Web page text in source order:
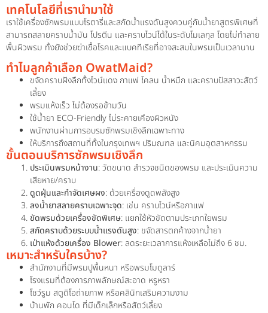
เทคโนโลยีที่เรานำมาใช้
เราใช้เครื่องซักพรมแบบโรตารี่และสกัดน้ำแรงดันสูงควบคู่กับน้ำยาสูตรพิเศษที่
สามารถสลายคราบน้ำมัน โปรตีน และคราบไวน์ได้ในระดับโมเลกุล โดยไม่ทำลาย
พื้นผิวพรม ทั้งยังช่วยฆ่าเชื้อโรคและแบคทีเรียที่อาจสะสมในพรมเป็นเวลานาน
ทำไมลูกค้าเลือก OwatMaid?
ขจัดคราบฝังลึกทั้งไวน์แดง กาแฟ โคลน น้ำหมึก และคราบปัสสาวะสัตว์
เลี้ยง
พรมแห้งเร็ว ไม่ต้องรอข้ามวัน
ใช้น้ำยา ECO-Friendly ไม่ระคายเคืองผิวหนัง
พนักงานผ่านการอบรมซักพรมเชิงลึกเฉพาะทาง
ให้บริการถึงสถานที่ทั้งในกรุงเทพฯ ปริมณฑล และนิคมอุตสาหกรรม
ขั้นตอนบริการซักพรมเชิงลึก
ประเมินพรมหน้างาน: วัดขนาด สำรวจชนิดของพรม และประเมินความ
เสียหาย/คราบ
ดูดฝุ่นและกำจัดเศษผง: ด้วยเครื่องดูดพลังสูง
ลงน้ำยาสลายคราบเฉพาะจุด: เช่น คราบไวน์หรือกาแฟ
ขัดพรมด้วยเครื่องขัดพิเศษ: แยกใช้หัวขัดตามประเภทใยพรม
สกัดคราบด้วยระบบน้ำแรงดันสูง: ขจัดสารตกค้างจากน้ำยา
เป่าแห้งด้วยเครื่อง Blower: ลดระยะเวลาการแห้งเหลือไม่ถึง 6 ชม.
เหมาะสำหรับใครบ้าง?
สำนักงานที่มีพรมปูพื้นหนา หรือพรมโมดูลาร์
โรงแรมที่ต้องการภาพลักษณ์สะอาด หรูหรา
โชว์รูม สตูดิโอถ่ายภาพ หรือคลินิกเสริมความงาม
บ้านพัก คอนโด ที่มีเด็กเล็กหรือสัตว์เลี้ยง